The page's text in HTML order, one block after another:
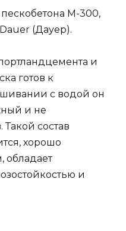
М-300,
(Дауер).
и
готов к
с водой он
и не
состав
хорошо
обладает
и